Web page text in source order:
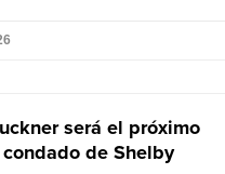
será el próximo
de Shelby